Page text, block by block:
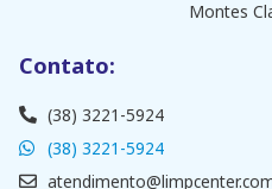
Montes
Contato:
(38) 3221-5924
(38) 3221-5924